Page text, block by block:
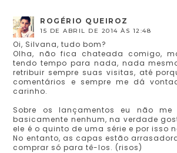
ROGÉRIO QUEIROZ
15 DE ABRIL DE 2014 ÀS 12:48
Oi, Silvana, tudo bom?
Olha, não fica chateada comigo,
tendo tempo para nada, nada
retribuir sempre suas visitas, até
comentários e sempre me dá
carinho.
Sobre os lançamentos eu não me
basicamente nenhum, na verdade
ele é o quinto de uma série e por isso
No entanto, as capas estão
comprar só para tê-los. (risos)